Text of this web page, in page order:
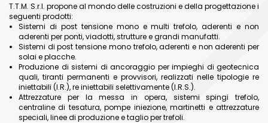
T.T.M. S.r.l. propone al mondo delle costruzioni e della progettazione i
seguenti prodotti:
Sistemi di post tensione mono e multi trefolo, aderenti e non
aderenti per ponti, viadotti, strutture e grandi manufatti.
Sistemi di post tensione mono trefolo, aderenti e non aderenti per
solai e placche.
Produzione di sistemi di ancoraggio per impieghi di geotecnica
quali, tiranti permanenti e provvisori, realizzati nelle tipologie re
iniettabili (I.R.), re iniettabili selettivamente (I.R.S.).
Attrezzature per la messa in opera, sistemi spingi trefolo,
centraline di tesatura, pompe iniezione, martinetti e attrezzature
speciali, linee di produzione e taglio per trefoli.